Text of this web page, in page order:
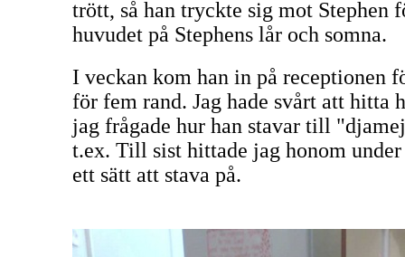
trött, så han tryckte sig mot Stephen
huvudet på Stephens lår och somna.
I veckan kom han in på receptionen
för fem rand. Jag hade svårt att hitta
jag frågade hur han stavar till
t.ex. Till sist hittade jag honom
ett sätt att stava på.